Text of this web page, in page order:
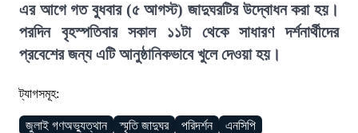
এর আগে গত বুধবার (৫ আগস্ট) জাদুঘরটির উদ্বোধন করা হয়।
পরদিন বৃহস্পতিবার সকাল ১১টা থেকে সাধারণ দর্শনার্থীদের
প্রবেশের জন্য এটি আনুষ্ঠানিকভাবে খুলে দেওয়া হয়।
ট্যাগসমূহ:
জুলাই গণঅভ্যুত্থান স্মৃতি জাদুঘর পরিদর্শন এনসিপি